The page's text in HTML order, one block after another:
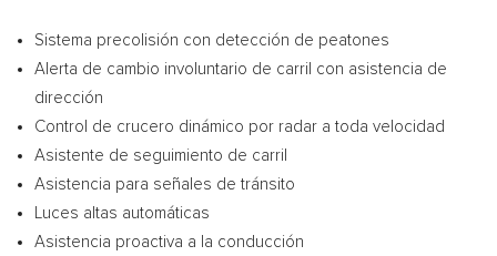
Sistema precolisión con detección de peatones
Alerta de cambio involuntario de carril con asistencia de
dirección
Control de crucero dinámico por radar a toda velocidad
Asistente de seguimiento de carril
Asistencia para señales de tránsito
Luces altas automáticas
Asistencia proactiva a la conducción